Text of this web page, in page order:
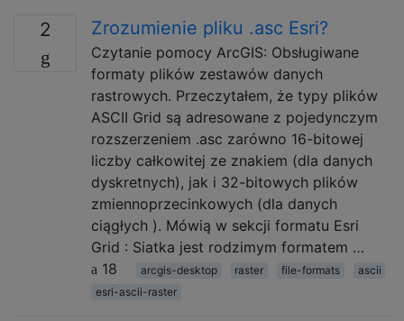
2 Zrozumienie pliku .asc Esri?
Czytanie pomocy ArcGIS: Obsługiwane
formaty plików zestawów danych
rastrowych. Przeczytałem, że typy plików
ASCII Grid są adresowane z pojedynczym
rozszerzeniem .asc zarówno 16-bitowej
liczby całkowitej ze znakiem (dla danych
dyskretnych), jak i 32-bitowych plików
zmiennoprzecinkowych (dla danych
ciągłych ). Mówią w sekcji formatu Esri
Grid : Siatka jest rodzimym formatem …
18
arcgis-desktop raster file-formats
ascii
esri-ascii-raster